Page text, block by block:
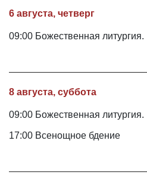
6 августа, четверг
09:00 Божественная литургия.
8 августа, суббота
09:00 Божественная литургия.
17:00 Всенощное бдение